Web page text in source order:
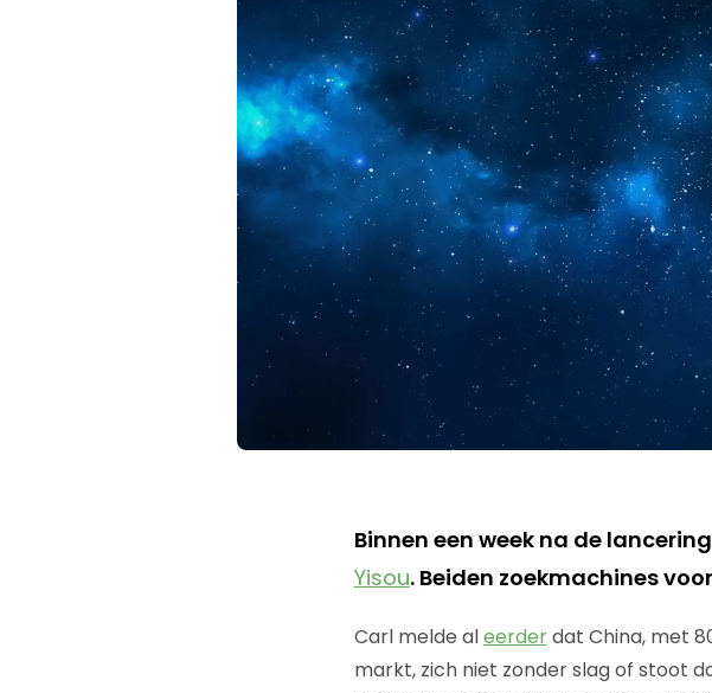
Binnen een week na de
Yisou. Beiden zoekmachines
Carl melde aleerderdat China, met
markt, zich niet zonder slag of stoot